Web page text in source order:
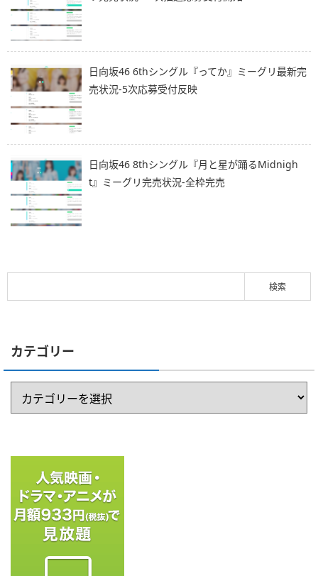
日向坂46 6thシングル『ってか』ミーグリ最新完
売状況-5次応募受付反映
日向坂46 8thシングル『月と星が踊るMidnigh
t』ミーグリ完売状況-全枠完売
カテゴリー